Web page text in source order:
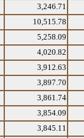
3,246.71
10,515.78
5,258.09
4,020.82
3,912.63
3,897.70
3,861.74
3,854.09
3,845.11